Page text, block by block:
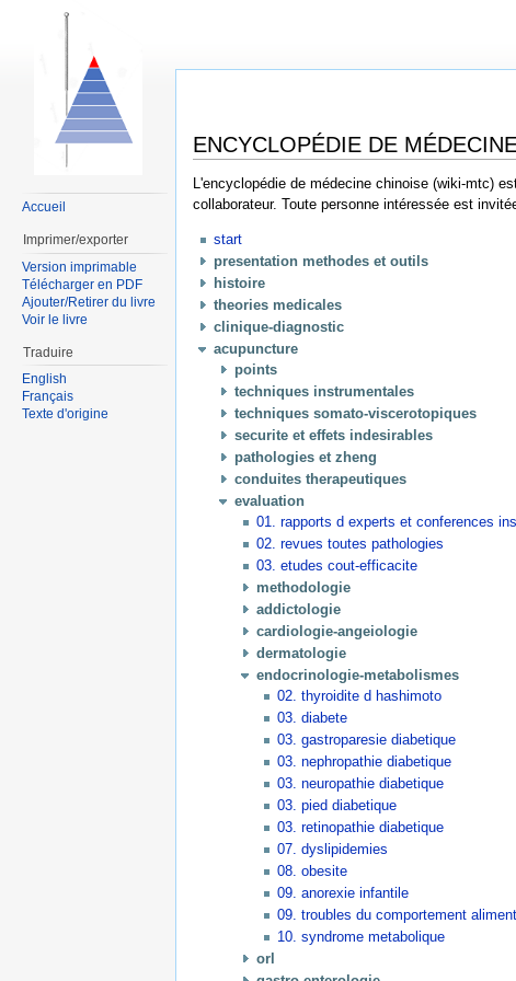
ENCYCLOPÉDIE DE
L'encyclopédie de médecine chinoise (wiki-mtc)
collaborateur. Toute personne intéressée est
start
presentation methodes et outils
histoire
theories medicales
clinique-diagnostic
acupuncture
points
techniques instrumentales
techniques somato-viscerotopiques
securite et effets indesirables
pathologies et zheng
conduites therapeutiques
evaluation
01. rapports d experts et conferences
02. revues toutes pathologies
03. etudes cout-efficacite
methodologie
addictologie
cardiologie-angeiologie
dermatologie
endocrinologie-metabolismes
02. thyroidite d hashimoto
03. diabete
03. gastroparesie diabetique
03. nephropathie diabetique
03. neuropathie diabetique
03. pied diabetique
03. retinopathie diabetique
07. dyslipidemies
08. obesite
09. anorexie infantile
09. troubles du comportement
10. syndrome metabolique
orl
Accueil
Imprimer/exporter
Version imprimable
Télécharger en PDF
Ajouter/Retirer du livre
Voir le livre
Traduire
English
Français
Texte d'origine